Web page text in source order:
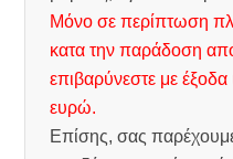
Μόνο σε περίπτωση
κατα την παράδοση
επιβαρύνεστε με
ευρώ.
Επίσης, σας